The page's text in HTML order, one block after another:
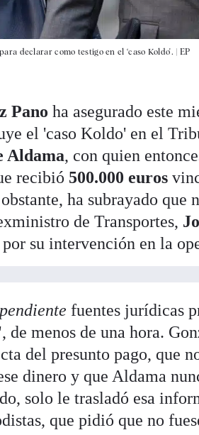
declarar como testigo en el ‘caso Koldo'. | EP
Pano ha asegurado este
el 'caso Koldo' en el
Aldama, con quien
recibió 500.000 euros
ha subrayado que
de Transportes,
su intervención en la
fuentes jurídicas
menos de una hora.
del presunto pago, que
dinero y que Aldama
solo le trasladó esa
que pidió que no